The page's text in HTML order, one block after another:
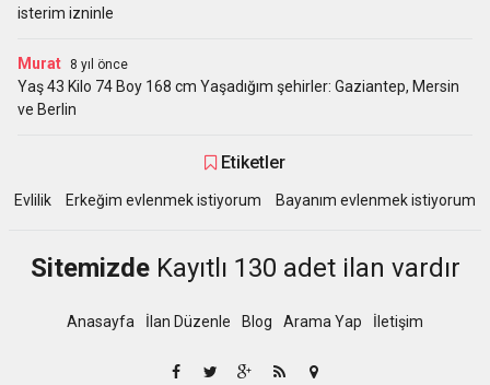
isterim izninle
Murat 8 yıl önce
Yaş 43 Kilo 74 Boy 168 cm Yaşadığım şehirler: Gaziantep, Mersin
ve Berlin
Etiketler
Evlilik Erkeğim evlenmek istiyorum Bayanım evlenmek istiyorum
SitemizdeKayıtlı 130 adet ilan vardır
Anasayfa İlan Düzenle Blog Arama Yap İletişim